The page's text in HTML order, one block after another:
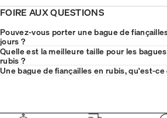
FOIRE AUX QUESTIONS
Pouvez-vous porter une bague de
jours ?
Quelle est la meilleure taille pour les
rubis ?
Une bague de fiançailles en rubis, qu'est-ce